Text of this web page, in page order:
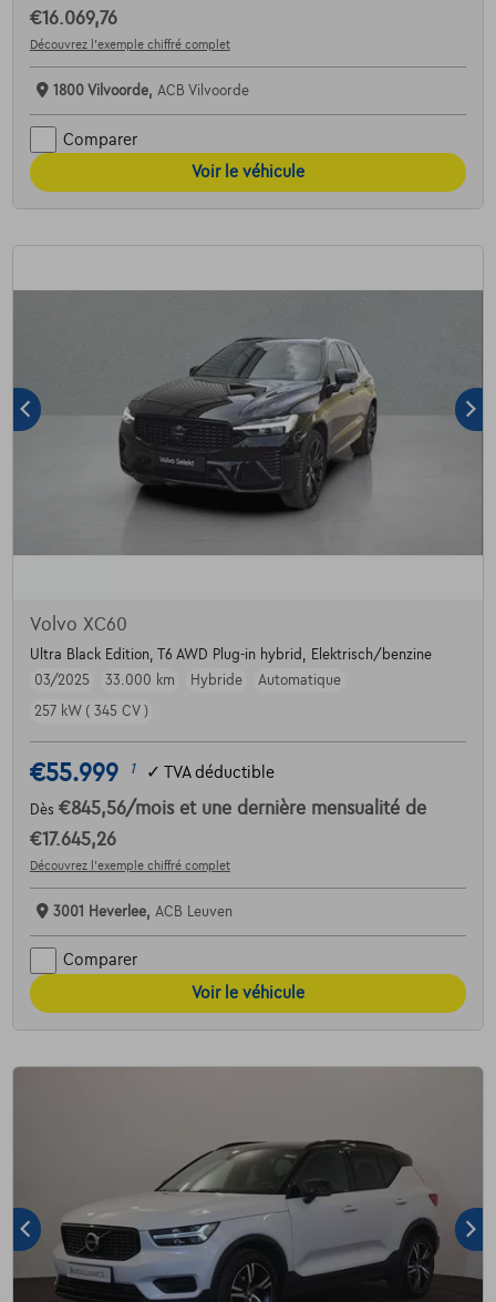
€16.069,76
Découvrez l’exemple chiffré complet
1800 Vilvoorde, ACB Vilvoorde
Comparer
Voir le véhicule
Volvo XC60
Ultra Black Edition, T6 AWD Plug-in hybrid, Elektrisch/benzine
03/2025
33.000 km Hybride
Automatique
257 kW ( 345 CV )
€55.999 1 ✓ TVA déductible
Dès €845,56/mois et une dernière mensualité de
€17.645,26
Découvrez l’exemple chiffré complet
3001 Heverlee, ACB Leuven
Comparer
Voir le véhicule